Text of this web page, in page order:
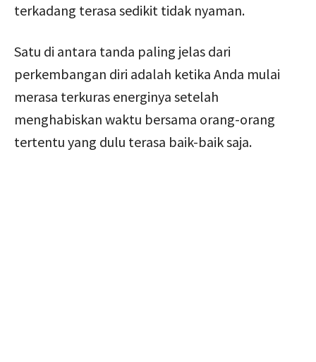
terkadang terasa sedikit tidak nyaman.
Satu di antara tanda paling jelas dari
perkembangan diri adalah ketika Anda mulai
merasa terkuras energinya setelah
menghabiskan waktu bersama orang-orang
tertentu yang dulu terasa baik-baik saja.